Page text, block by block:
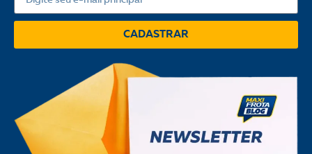
CADASTRAR